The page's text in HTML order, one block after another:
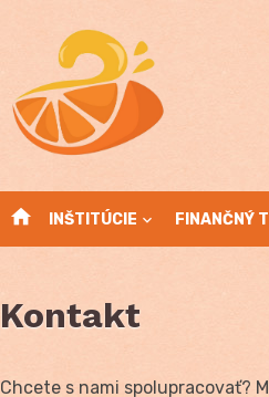
home INŠTITÚCIE FINANČNÝ
Kontakt
Chcete s nami spolupracovať?